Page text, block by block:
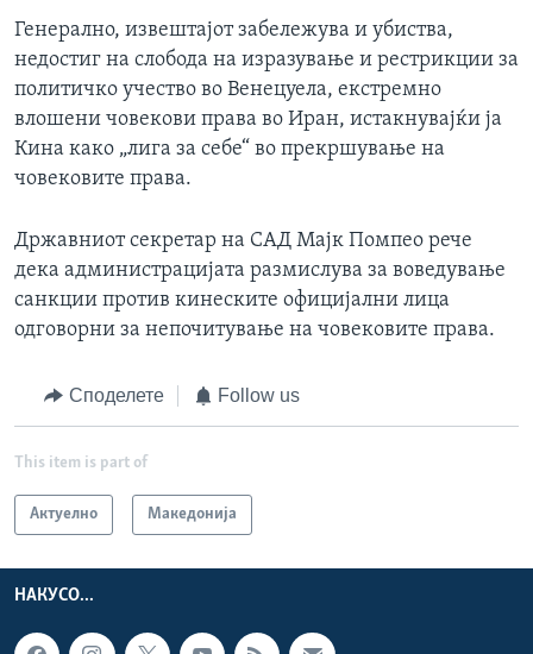
Генерално, извештајот забележува и убиства,
недостиг на слобода на изразување и рестрикции за
политичко учество во Венецуела, екстремно
влошени човекови права во Иран, истакнувајќи ја
Кина како „лига за себе“ во прекршување на
човековите права.
Државниот секретар на САД Мајк Помпео рече
дека администрацијата размислува за воведување
санкции против кинеските официјални лица
одговорни за непочитување на човековите права.
Споделете Follow us
This item is part of
Актуелно Македонија
НАКУСО...